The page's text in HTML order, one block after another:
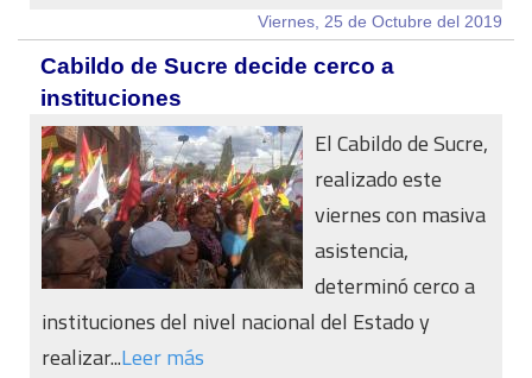
Viernes, 25 de Octubre del 2019
Cabildo de Sucre decide cerco a
instituciones
El Cabildo de Sucre,
realizado este
viernes con masiva
asistencia,
determinó cerco a
instituciones del nivel nacional del Estado y
realizar...Leer más